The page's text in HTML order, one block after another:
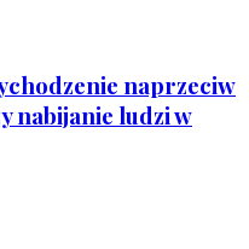
naprzeciw
nabijanie ludzi w